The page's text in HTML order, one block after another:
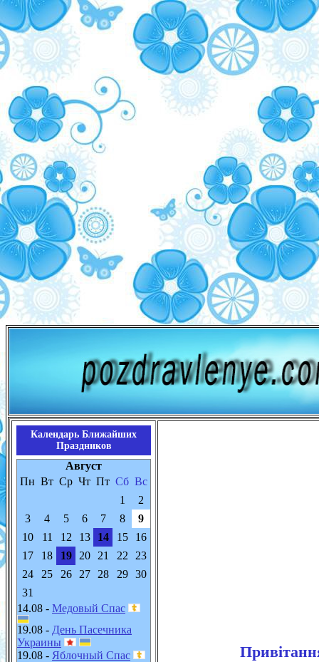
Календарь Ближайших
Праздников
Август
Пн Вт Ср Чт Пт Сб Вс
1
2
3
4 5 6 7 8
9
10
11 12 13 14 15
16
17
18 19 20 21 22
23
24
25 26 27 28 29
30
31
14.08 - Медовый Спас
19.08 - День Пасечника
Украины
19.08 - Яблочный Спас